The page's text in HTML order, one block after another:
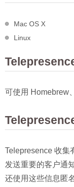
Mac OS X
Linux
可使用 Homebrew
Telepresence 收集
发送重要的客户通
还使用这些信息匿